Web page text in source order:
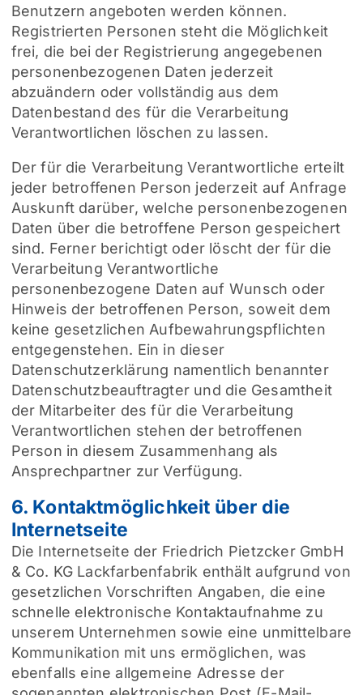
Benutzern angeboten werden können.
Registrierten Personen steht die Möglichkeit
frei, die bei der Registrierung angegebenen
personenbezogenen Daten jederzeit
abzuändern oder vollständig aus dem
Datenbestand des für die Verarbeitung
Verantwortlichen löschen zu lassen.
Der für die Verarbeitung Verantwortliche erteilt
jeder betroffenen Person jederzeit auf Anfrage
Auskunft darüber, welche personenbezogenen
Daten über die betroffene Person gespeichert
sind. Ferner berichtigt oder löscht der für die
Verarbeitung Verantwortliche
personenbezogene Daten auf Wunsch oder
Hinweis der betroffenen Person, soweit dem
keine gesetzlichen Aufbewahrungspflichten
entgegenstehen. Ein in dieser
Datenschutzerklärung namentlich benannter
Datenschutzbeauftragter und die Gesamtheit
der Mitarbeiter des für die Verarbeitung
Verantwortlichen stehen der betroffenen
Person in diesem Zusammenhang als
Ansprechpartner zur Verfügung.
6. Kontaktmöglichkeit über die
Internetseite
Die Internetseite der Friedrich Pietzcker GmbH
& Co. KG Lackfarbenfabrik enthält aufgrund von
gesetzlichen Vorschriften Angaben, die eine
schnelle elektronische Kontaktaufnahme zu
unserem Unternehmen sowie eine unmittelbare
Kommunikation mit uns ermöglichen, was
ebenfalls eine allgemeine Adresse der